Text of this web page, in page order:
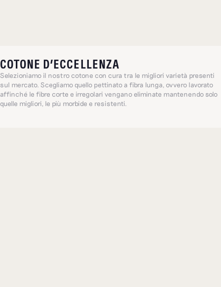
COTONE D’ECCELLENZA
Selezioniamo il nostro cotone con cura tra le migliori varietà presenti
sul mercato. Scegliamo quello pettinato a fibra lunga, ovvero lavorato
affinché le fibre corte e irregolari vengano eliminate mantenendo solo
quelle migliori, le più morbide e resistenti.